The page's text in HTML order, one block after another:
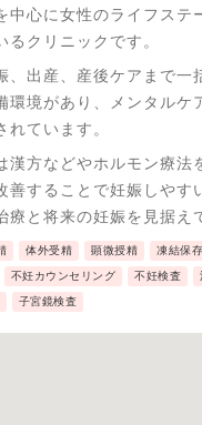
中心に女性のライフステ
るクリニックです。
、出産、産後ケアまで一
環境があり、メンタルケ
れています。
漢方などやホルモン療法
善することで妊娠しやす
療と将来の妊娠を見据え
イダルチェックを実施し
体外受精 顕微授精 凍結保存
不妊カウンセリング 不妊検査
子宮鏡検査